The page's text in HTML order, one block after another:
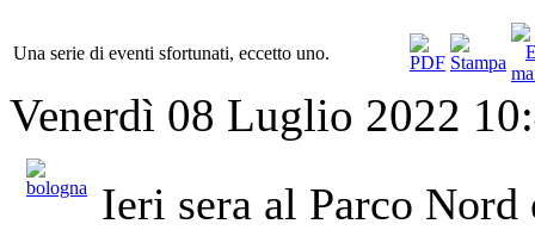
Una serie di eventi sfortunati, eccetto uno.
Venerdì 08 Luglio 2022
Ieri sera al Parco